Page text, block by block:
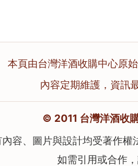
本頁由台灣洋酒收購中心原
內容定期維護，資訊
© 2011 台灣洋酒收
容、圖片與設計均受著作
如需引用或合作